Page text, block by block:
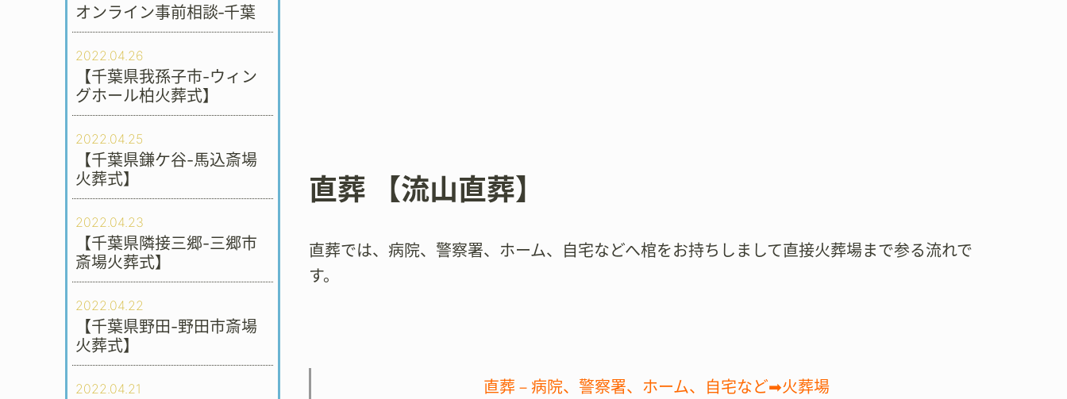
オンライン事前相談‐千葉
2022.04.26
【千葉県我孫子市-ウィン
グホール柏火葬式】
2022.04.25
【千葉県鎌ケ谷-馬込斎場
火葬式】
2022.04.23
【千葉県隣接三郷-三郷市
斎場火葬式】
2022.04.22
【千葉県野田-野田市斎場
火葬式】
2022.04.21
直葬 【流山直葬】
直葬では、病院、警察署、ホーム、自宅などへ棺をお持ちしまして直接火葬場まで参る流れで
す。
直葬－病院、警察署、ホーム、自宅など➡火葬場